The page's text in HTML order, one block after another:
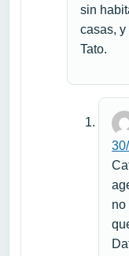
sin
casas, y
Tato.
no